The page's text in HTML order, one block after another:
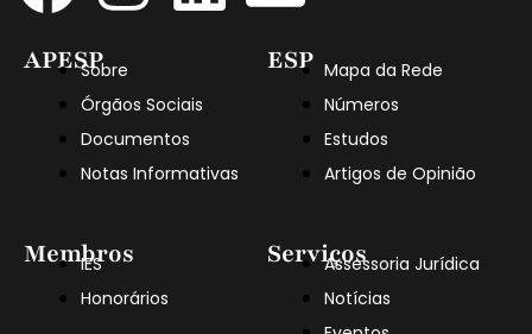
APESPSobre
Órgãos Sociais
Documentos
Notas Informativas
Membros
IES
Honorários
ESP Mapa da Rede
Números
Estudos
Artigos de Opinião
ServiçosAssessoria Jurídica
Notícias